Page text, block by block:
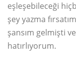
eşleşebileceği
şey yazma
şansım gelmişti
hatırlıyorum.